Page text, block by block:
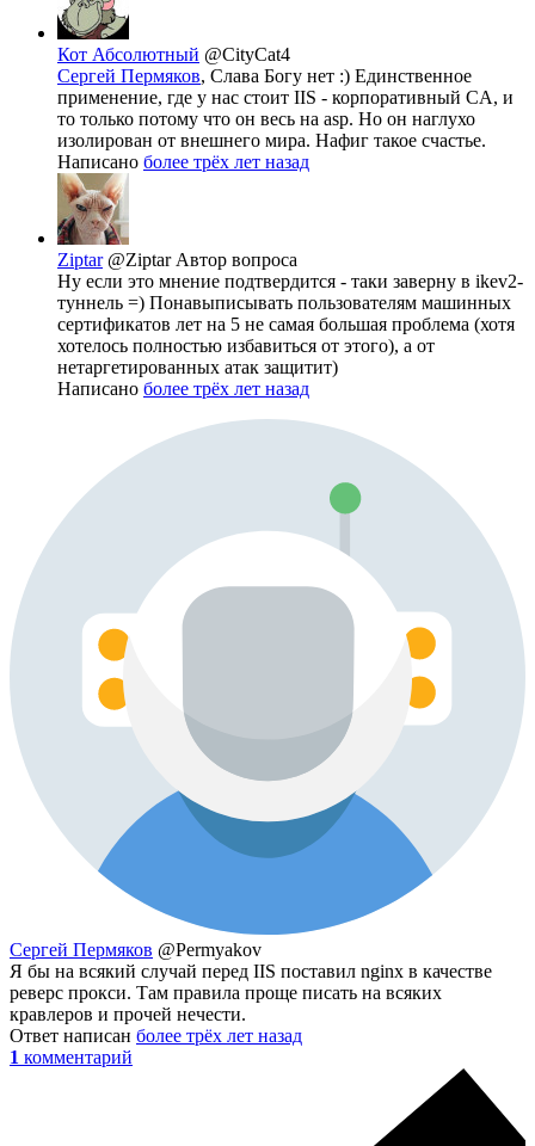
Кот Абсолютный @CityCat4
Сергей Пермяков, Слава Богу нет :) Единственное
применение, где у нас стоит IIS - корпоративный CA, и
то только потому что он весь на asp. Но он наглухо
изолирован от внешнего мира. Нафиг такое счастье.
Написано более трёх лет назад
Ziptar @Ziptar Автор вопроса
Ну если это мнение подтвердится - таки заверну в ikev2-
туннель =) Понавыписывать пользователям машинных
сертификатов лет на 5 не самая большая проблема (хотя
хотелось полностью избавиться от этого), а от
нетаргетированных атак защитит)
Написано более трёх лет назад
Сергей Пермяков @Permyakov
Я бы на всякий случай перед IIS поставил nginx в качестве
реверс прокси. Там правила проще писать на всяких
кравлеров и прочей нечести.
Ответ написан более трёх лет назад
1 комментарий